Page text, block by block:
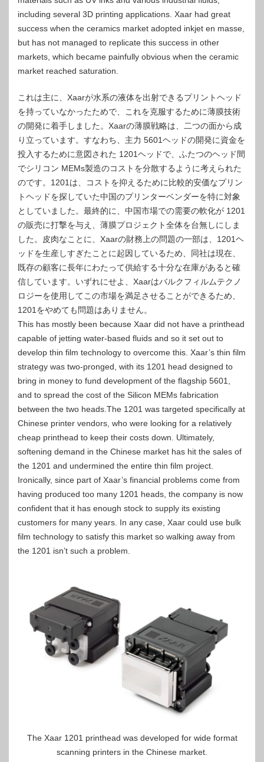
including several 3D printing applications. Xaar had great
success when the ceramics market adopted inkjet en masse,
but has not managed to replicate this success in other
markets, which became painfully obvious when the ceramic
market reached saturation.
これは主に、Xaarが水系の液体を出射できるプリントヘッド
を持っていなかったためで、これを克服するために薄膜技術
の開発に着手しました。Xaarの薄膜戦略は、二つの面から成
り立っています。すなわち、主力 5601ヘッドの開発に資金を
投入するために意図された 1201ヘッドで、ふたつのヘッド間
でシリコン MEMs製造のコストを分散するように考えられた
のです。1201は、コストを抑えるために比較的安価なプリン
トヘッドを探していた中国のプリンターベンダーを特に対象
としていました。最終的に、中国市場での需要の軟化が 1201
の販売に打撃を与え、薄膜プロジェクト全体を台無しにしま
した。皮肉なことに、Xaarの財務上の問題の一部は、1201ヘ
ッドを生産しすぎたことに起因しているため、同社は現在、
既存の顧客に長年にわたって供給する十分な在庫があると確
信しています。いずれにせよ、Xaarはバルクフィルムテクノ
ロジーを使用してこの市場を満足させることができるため、
1201をやめても問題はありません。
This has mostly been because Xaar did not have a printhead
capable of jetting water-based fluids and so it set out to
develop thin film technology to overcome this. Xaar’s thin film
strategy was two-pronged, with its 1201 head designed to
bring in money to fund development of the flagship 5601,
and to spread the cost of the Silicon MEMs fabrication
between the two heads.The 1201 was targeted specifically at
Chinese printer vendors, who were looking for a relatively
cheap printhead to keep their costs down. Ultimately,
softening demand in the Chinese market has hit the sales of
the 1201 and undermined the entire thin film project.
Ironically, since part of Xaar’s financial problems come from
having produced too many 1201 heads, the company is now
confident that it has enough stock to supply its existing
customers for many years. In any case, Xaar could use bulk
film technology to satisfy this market so walking away from
the 1201 isn’t such a problem.
The Xaar 1201 printhead was developed for wide format
scanning printers in the Chinese market.